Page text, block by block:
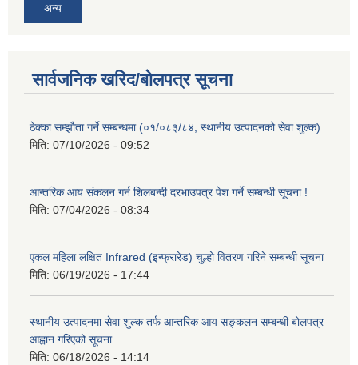
अन्य
सार्वजनिक खरिद/बोलपत्र सूचना
ठेक्का सम्झौता गर्ने सम्बन्धमा (०१/०८३/८४, स्थानीय उत्पादनको सेवा शुल्क)
मिति: 07/10/2026 - 09:52
आन्तरिक आय संकलन गर्न शिलबन्दी दरभाउपत्र पेश गर्ने सम्बन्धी सूचना !
मिति: 07/04/2026 - 08:34
एकल महिला लक्षित Infrared (इन्फ्रारेड) चुल्हो वितरण गरिने सम्बन्धी सूचना
मिति: 06/19/2026 - 17:44
स्थानीय उत्पादनमा सेवा शुल्क तर्फ आन्तरिक आय सङ्कलन सम्बन्धी बोलपत्र
आह्वान गरिएको सूचना
मिति: 06/18/2026 - 14:14